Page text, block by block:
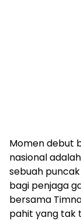
Momen debut
nasional
sebuah
bagi penjaga
bersama
pahit yang tak